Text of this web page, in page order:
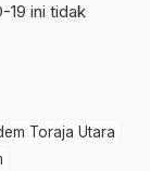
19 ini tidak
Toraja Utara